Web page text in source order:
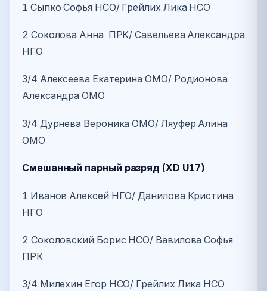
1 Сыпко Софья НСО/ Грейлих Лика НСО
2 Соколова Анна ПРК/ Савельева Александра
НГО
3/4 Алексеева Екатерина ОМО/ Родионова
Александра ОМО
3/4 Дурнева Вероника ОМО/ Ляуфер Алина
ОМО
Смешанный парный разряд (XD U17)
1 Иванов Алексей НГО/ Данилова Кристина
НГО
2 Соколовский Борис НСО/ Вавилова Софья
ПРК
3/4 Милехин Егор НСО/ Грейлих Лика НСО